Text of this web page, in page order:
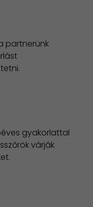
partnerünk
gyakorlattal
várják